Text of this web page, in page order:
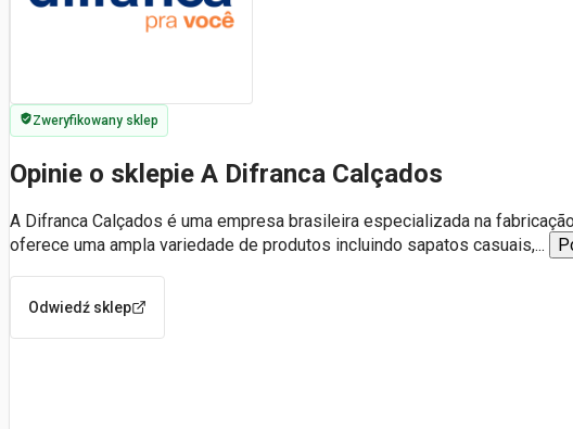
Zweryfikowany sklep
Opinie o sklepie A Difranca Calçados
A Difranca Calçados é uma empresa brasileira especializada na
oferece uma ampla variedade de produtos incluindo sapatos casuais,...
Odwiedź sklep